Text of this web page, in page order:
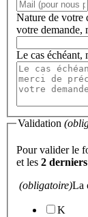
Nature de votre
votre demande,
Le cas échéant,
Validation
Pour valider le
et les 2
(obligatoire)La
K